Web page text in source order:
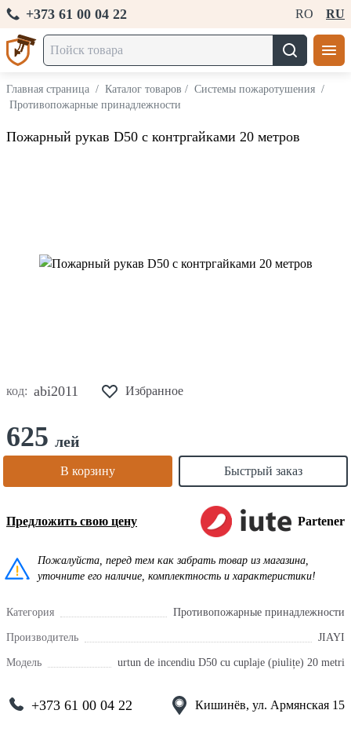
+373 61 00 04 22 RO RU
Главная страница / Каталог товаров / Системы пожаротушения /
Противопожарные принадлежности
Пожарный рукав D50 с контргайками 20 метров
код: abi2011 Избранное
625 лей
В корзину Быстрый заказ
Предложить свою цену Partener
Пожалуйста, перед тем как забрать товар из магазина,
уточните его наличие, комплектность и характеристики!
Категория Противопожарные принадлежности
Производитель JIAYI
Модель urtun de incendiu D50 cu cuplaje (piulițe) 20 metri
+373 61 00 04 22 Кишинёв, ул. Армянская 15